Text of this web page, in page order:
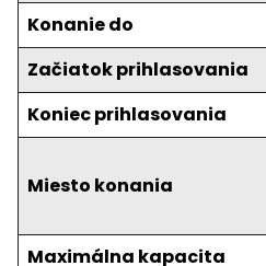
Konanie do
Začiatok prihlasovania
Koniec prihlasovania
Miesto konania
Maximálna kapacita